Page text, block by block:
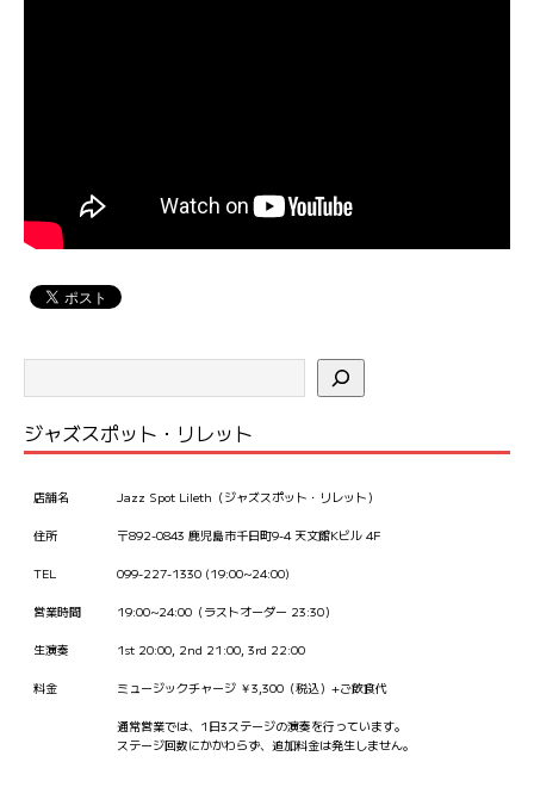
ジャズスポット・リレット
店舗名 Jazz Spot Lileth（ジャズスポット・リレット）
住所 〒892-0843 鹿児島市千日町9-4 天文館Kビル 4F
TEL 099-227-1330 (19:00~24:00)
営業時間 19:00~24:00（ラストオーダー 23:30）
生演奏 1st 20:00, 2nd 21:00, 3rd 22:00
料金 ミュージックチャージ ￥3,300（税込）+ご飲食代
通常営業では、1日3ステージの演奏を行っています。
ステージ回数にかかわらず、追加料金は発生しません。